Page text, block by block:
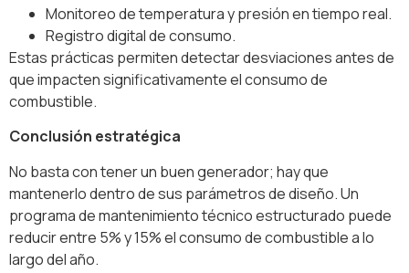
Monitoreo de temperatura y presión en tiempo real.
Registro digital de consumo.
Estas prácticas permiten detectar desviaciones antes de
que impacten significativamente el consumo de
combustible.
Conclusión estratégica
No basta con tener un buen generador; hay que
mantenerlo dentro de sus parámetros de diseño. Un
programa de mantenimiento técnico estructurado puede
reducir entre 5% y 15% el consumo de combustible a lo
largo del año.